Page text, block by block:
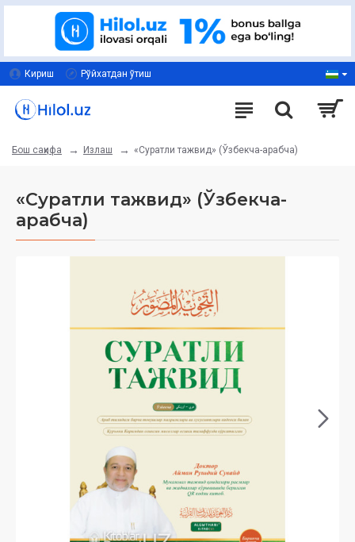
Кириш Рўйхатдан ўтиш
Бош саҳифа Излаш «Суратли тажвид» (Ўзбекча-арабча)
«Суратли тажвид» (Ўзбекча-
арабча)